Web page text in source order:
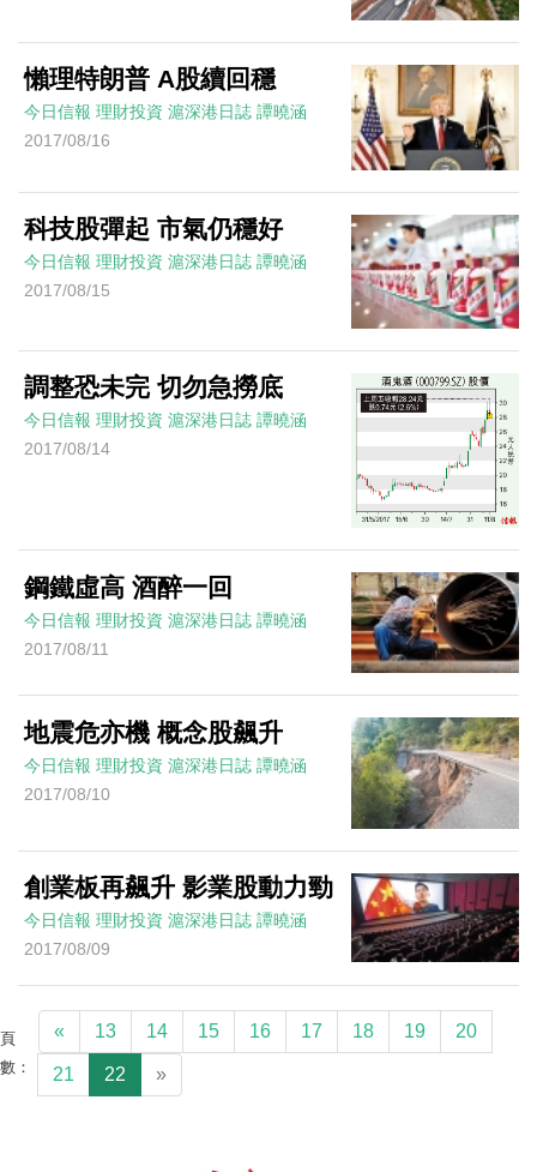
懶理特朗普 A股續回穩
今日信報 理財投資 滬深港日誌 譚曉涵
2017/08/16
科技股彈起 市氣仍穩好
今日信報 理財投資 滬深港日誌 譚曉涵
2017/08/15
調整恐未完 切勿急撈底
今日信報 理財投資 滬深港日誌 譚曉涵
2017/08/14
鋼鐵虛高 酒醉一回
今日信報 理財投資 滬深港日誌 譚曉涵
2017/08/11
地震危亦機 概念股飆升
今日信報 理財投資 滬深港日誌 譚曉涵
2017/08/10
創業板再飆升 影業股動力勁
今日信報 理財投資 滬深港日誌 譚曉涵
2017/08/09
頁
數：
« 13 14 15 16 17 18 19 20
21 22 »